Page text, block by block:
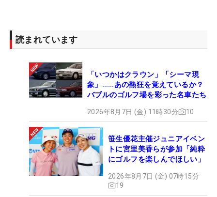
読まれています
「いつかはクラウン」「シーマ現
象」……あの熱狂を覚えているか？
バブルのゴルフ場を彩った名車たち
2026年8月7日 (金) 11時30分 10
笹生優花主催ジュニアイベン
トに宮里美香らが参加「純粋
にゴルフを楽しんでほしい」
2026年8月7日 (金) 07時15分
19